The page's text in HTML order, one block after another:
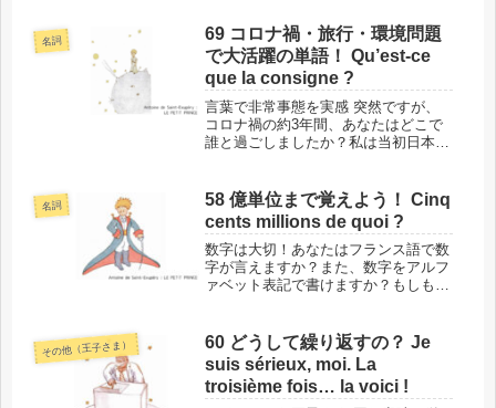
し1つだけ注意点があるので、それも
含めてご紹介します。このフレーズ
の...
名詞
69 コロナ禍・旅行・環境問題
で大活躍の単語！ Qu’est-ce
que la consigne ?
言葉で非常事態を実感 突然ですが、
コロナ禍の約3年間、あなたはどこで
誰と過ごしましたか？私は当初日本に
ックダウンの最中にフランスに戻ると
いう経験をしました。その際にフラン
ス...
名詞
58 億単位まで覚えよう！ Cinq
cents millions de quoi ?
数字は大切！あなたはフランス語で数
字が言えますか？また、数字をアルフ
ァベット表記で書けますか？もしもこ
覚えたほうがいいと思いますが、100
まで覚えれば、あとはカンタンです
よ...
その他（王子さま）
60 どうして繰り返すの？ Je
suis sérieux, moi. La
troisième fois… la voici !